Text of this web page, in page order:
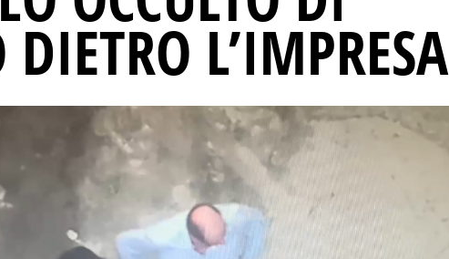
DIETRO L’IMPRESA